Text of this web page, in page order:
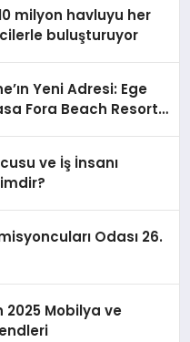
milyon havluyu her
buluşturuyor
Yeni Adresi: Ege
Fora Beach Resort
ve İş İnsanı
Odası 26.
2025 Mobilya ve